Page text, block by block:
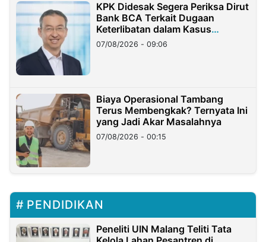
KPK Didesak Segera Periksa Dirut
Bank BCA Terkait Dugaan
Keterlibatan dalam Kasus
Hilangnya Dana Nasabah Rp2,58
Miliar
07/08/2026 - 09:06
Biaya Operasional Tambang
Terus Membengkak? Ternyata Ini
yang Jadi Akar Masalahnya
07/08/2026 - 00:15
PENDIDIKAN
Peneliti UIN Malang Teliti Tata